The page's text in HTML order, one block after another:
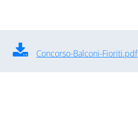
Concorso-Balconi-Fioriti.pdf